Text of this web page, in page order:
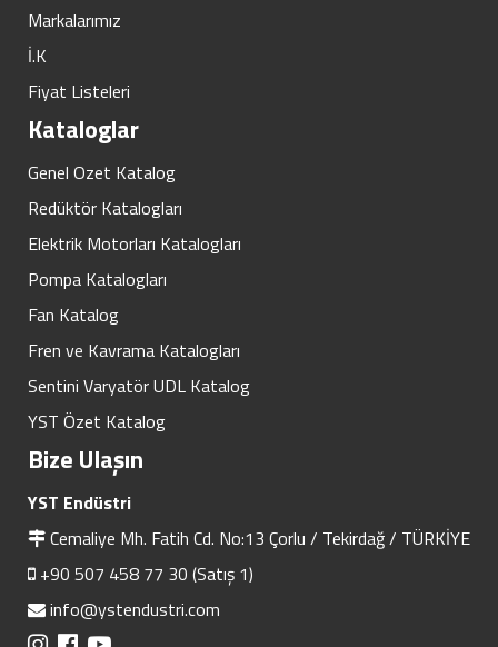
Markalarımız
İ.K
Fiyat Listeleri
Kataloglar
Genel Ozet Katalog
Redüktör Katalogları
Elektrik Motorları Katalogları
Pompa Katalogları
Fan Katalog
Fren ve Kavrama Katalogları
Sentini Varyatör UDL Katalog
YST Özet Katalog
Bize Ulaşın
YST Endüstri
Cemaliye Mh. Fatih Cd. No:13 Çorlu / Tekirdağ / TÜRKİYE
+90 507 458 77 30 (Satış 1)
info@ystendustri.com